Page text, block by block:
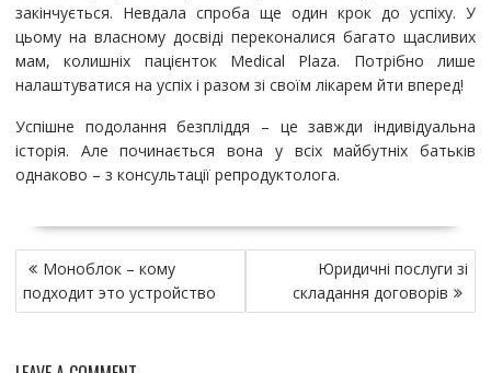
закінчується. Невдала спроба ще один крок до успіху. У
цьому на власному досвіді переконалися багато щасливих
мам, колишніх пацієнток Medical Plaza. Потрібно лише
налаштуватися на успіх і разом зі своїм лікарем йти вперед!
Успішне подолання безпліддя – це завжди індивідуальна
історія. Але починається вона у всіх майбутніх батьків
однаково – з консультації репродуктолога.
Н
а
в
г
Моноблок – кому
подходит это устройство
Юридичні послуги зі
складання договорів